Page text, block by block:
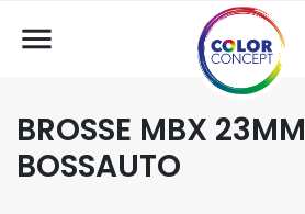

BROSSE MBX 23MM
BOSSAUTO